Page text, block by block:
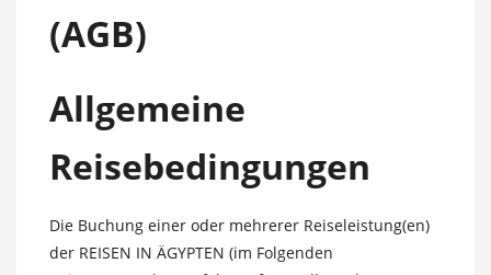
(AGB)
Allgemeine
Reisebedingungen
Die Buchung einer oder mehrerer Reiseleistung(en)
der REISEN IN ÄGYPTEN (im Folgenden